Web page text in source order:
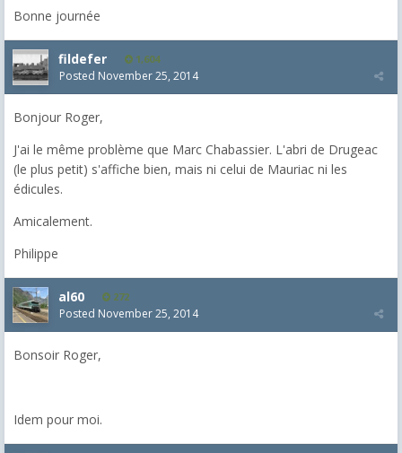
Bonne journée
fildefer 1,604
Posted November 25, 2014
Bonjour Roger,
J'ai le même problème que Marc Chabassier. L'abri de Drugeac
(le plus petit) s'affiche bien, mais ni celui de Mauriac ni les
édicules.
Amicalement.
Philippe
al60 272
Posted November 25, 2014
Bonsoir Roger,
Idem pour moi.